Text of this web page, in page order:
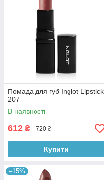
Помада для губ Inglot Lipstick
207
В наявності
612 ₴ 720 ₴
Купити
–15%